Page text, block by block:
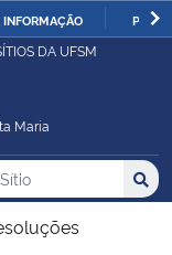
DA UFSM
Maria
no Sítio